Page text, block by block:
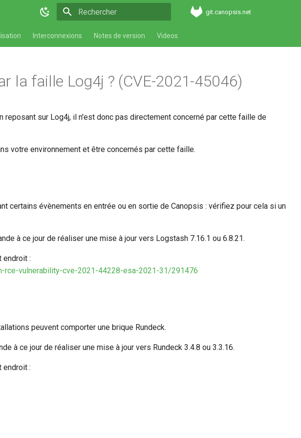
git.canopsis.net
Interconnexions Notes de version Videos
la faille Log4j ? (CVE-2021-45046)
sur Log4j, il n'est donc pas directement concerné par cette faille de
votre environnement et être concernés par cette faille.
certains évènements en entrée ou en sortie de Canopsis : vérifiez pour cela si un
à ce jour de réaliser une mise à jour vers Logstash 7.16.1 ou 6.8.21.
endroit :
vulnerability-cve-2021-44228-esa-2021-31/291476
peuvent comporter une brique Rundeck.
à ce jour de réaliser une mise à jour vers Rundeck 3.4.8 ou 3.3.16.
endroit :